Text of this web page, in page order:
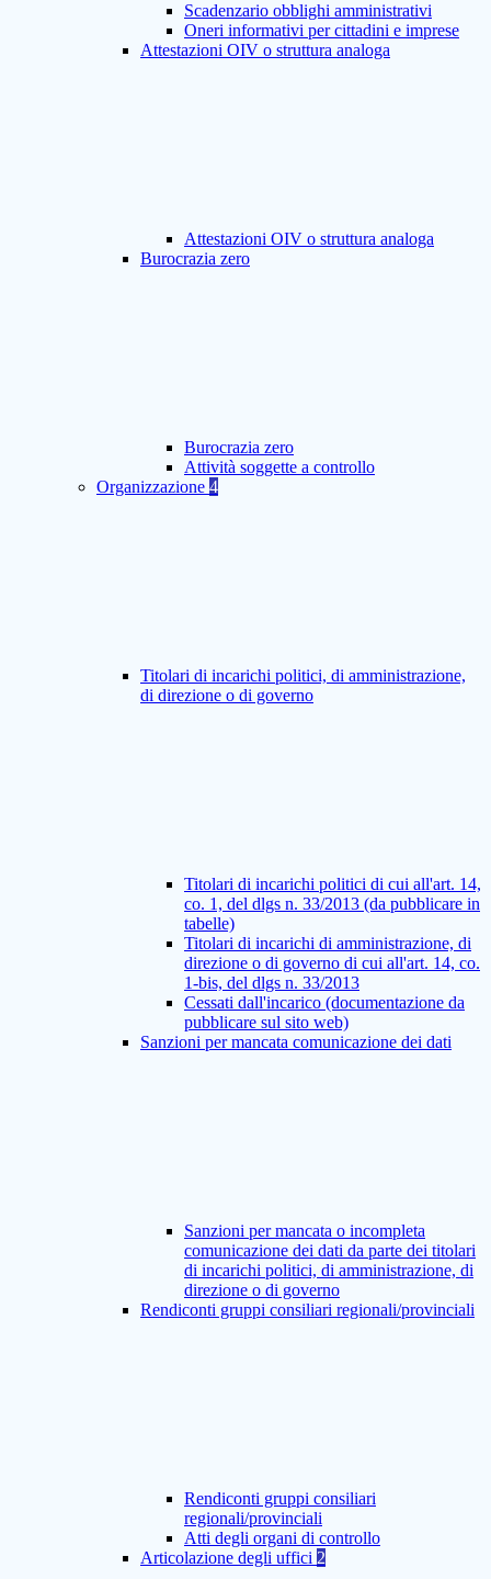
Scadenzario obblighi amministrativi
Oneri informativi per cittadini e imprese
Attestazioni OIV o struttura analoga
Attestazioni OIV o struttura analoga
Burocrazia zero
Burocrazia zero
Attività soggette a controllo
Organizzazione 4
Titolari di incarichi politici, di amministrazione,
di direzione o di governo
Titolari di incarichi politici di cui all'art. 14,
co. 1, del dlgs n. 33/2013 (da pubblicare in
tabelle)
Titolari di incarichi di amministrazione, di
direzione o di governo di cui all'art. 14, co.
1-bis, del dlgs n. 33/2013
Cessati dall'incarico (documentazione da
pubblicare sul sito web)
Sanzioni per mancata comunicazione dei dati
Sanzioni per mancata o incompleta
comunicazione dei dati da parte dei titolari
di incarichi politici, di amministrazione, di
direzione o di governo
Rendiconti gruppi consiliari regionali/provinciali
Rendiconti gruppi consiliari
regionali/provinciali
Atti degli organi di controllo
Articolazione degli uffici 2